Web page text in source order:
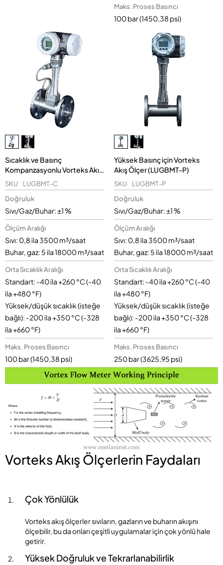
Maks. Proses Basıncı
100 bar (1450,38 psi)
Sıcaklık ve Basınç
Kompanzasyonlu Vorteks Akış
Ölçerler (LUGBMT-C)
SKU
LUGBMT-C
Doğruluk
Sıvı/Gaz/Buhar: ±1 %
Ölçüm Aralığı
Sıvı: 0,8 ila 3500 m³/saat
Buhar, gaz: 5 ila 18000 m³/saat
Orta Sıcaklık Aralığı
Standart: -40 ila +260 °C (-40
ila +480 °F)
Yüksek/düşük sıcaklık (isteğe
bağlı): -200 ila +350 °C (-328
ila +660 °F)
Maks. Proses Basıncı
100 bar (1450,38 psi)
Yüksek Basınç için Vorteks
Akış Ölçer (LUGBMT-P)
SKU
LUGBMT-P
Doğruluk
Sıvı/Gaz/Buhar: ±1 %
Ölçüm Aralığı
Sıvı: 0,8 ila 3500 m³/saat
Buhar, gaz: 5 ila 18000 m³/saat
Orta Sıcaklık Aralığı
Standart: -40 ila +260 °C (-40
ila +480 °F)
Yüksek/düşük sıcaklık (isteğe
bağlı): -200 ila +350 °C (-328
ila +660 °F)
Maks. Proses Basıncı
250 bar (3625,95 psi)
Vorteks Akış Ölçerlerin Faydaları
Çok Yönlülük
Vorteks akış ölçerler sıvıların, gazların ve buharın akışını
ölçebilir, bu da onları çeşitli uygulamalar için çok yönlü hale
getirir.
Yüksek Doğruluk ve Tekrarlanabilirlik